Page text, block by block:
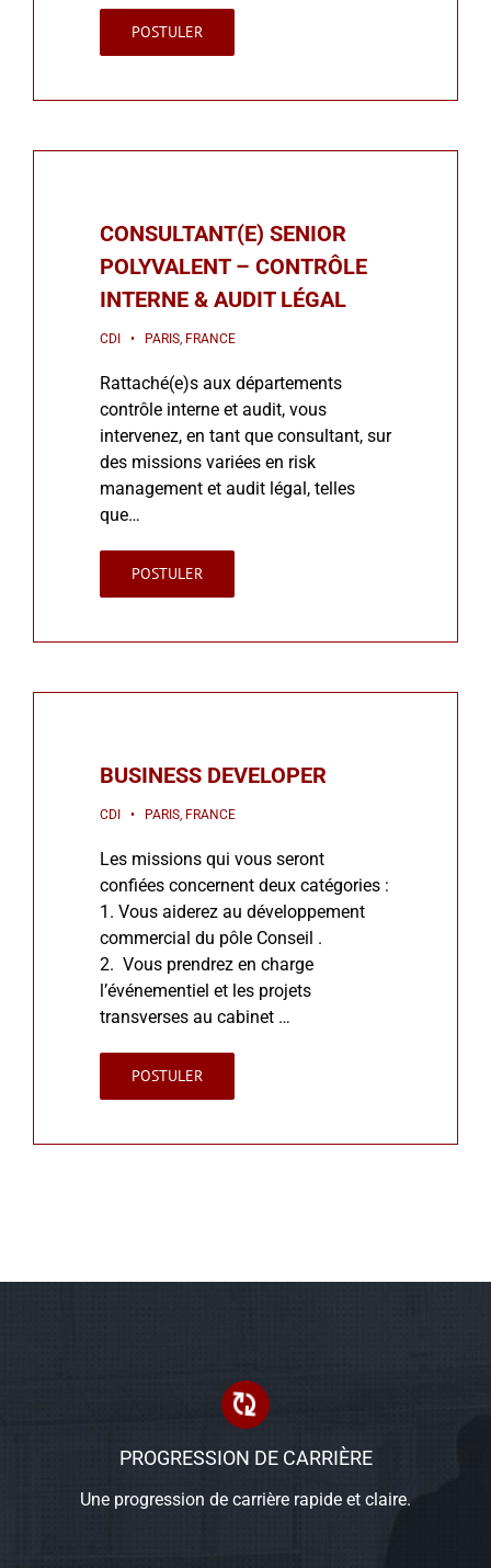
POSTULER
CONSULTANT(E) SENIOR
POLYVALENT – CONTRÔLE
INTERNE & AUDIT LÉGAL
CDI • PARIS, FRANCE
Rattaché(e)s aux départements
contrôle interne et audit, vous
intervenez, en tant que consultant, sur
des missions variées en risk
management et audit légal, telles
que…
POSTULER
BUSINESS DEVELOPER
CDI • PARIS, FRANCE
Les missions qui vous seront
confiées concernent deux catégories :
1. Vous aiderez au développement
commercial du pôle Conseil .
2. Vous prendrez en charge
l’événementiel et les projets
transverses au cabinet …
POSTULER
PROGRESSION DE CARRIÈRE
Une progression de carrière rapide et claire.